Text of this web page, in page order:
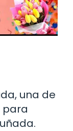
una de
para